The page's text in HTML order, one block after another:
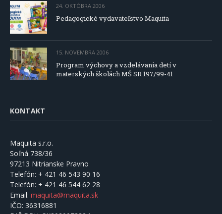
24. OKTÓBRA 2006
Pedagogické vydavateľstvo Maquita
15. NOVEMBRA 2006
Program výchovy a vzdelávania detí v
materských školách MŠ SR 197/99-41
KONTAKT
Maquita s.r.o.
Soľná 738/36
97213 Nitrianske Pravno
Telefón: + 421 46 543 90 16
Telefón: + 421 46 544 62 28
Email: maquita@maquita.sk
IČO: 36316881